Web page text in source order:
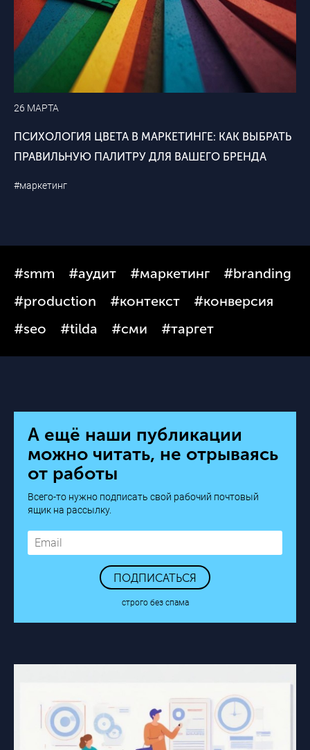
26 МАРТА
ПСИХОЛОГИЯ ЦВЕТА В МАРКЕТИНГЕ: КАК ВЫБРАТЬ
ПРАВИЛЬНУЮ ПАЛИТРУ ДЛЯ ВАШЕГО БРЕНДА
#маркетинг
#smm #аудит #маркетинг
#branding
#production
#контекст
#конверсия
#seo
#tilda #сми #таргет
А ещё наши публикации
можно читать, не отрываясь
от работы
Всего-то нужно подписать свой рабочий почтовый
ящик на рассылку.
ПОДПИСАТЬСЯ
строго без спама